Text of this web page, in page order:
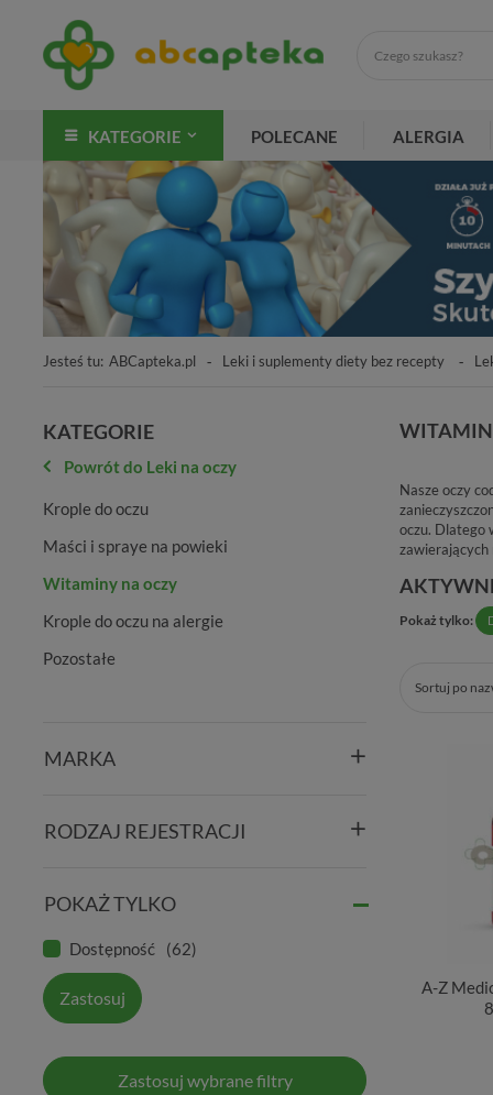
KATEGORIE POLECANE ALERGIA
Jesteś tu: ABCapteka.pl Leki i suplementy diety bez recepty
KATEGORIE
Powrót do Leki na oczy
Krople do oczu
Maści i spraye na powieki
Witaminy na oczy
Krople do oczu na alergie
Pozostałe
MARKA
RODZAJ REJESTRACJI
POKAŻ TYLKO
Dostępność 62
Zastosuj
Zastosuj wybrane filtry
Nasze oczy
oczu. Dlatego
zawierających
Pokaż tylko:
Sortuj po
A-Z